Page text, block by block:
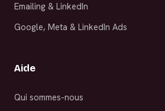
Emailing & LinkedIn
Google, Meta & LinkedIn Ads
Aide
Qui sommes-nous